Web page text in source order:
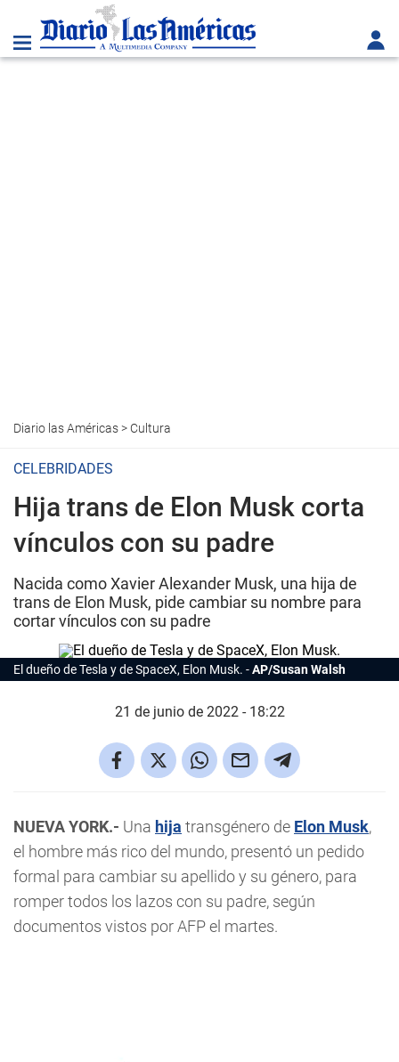
Diario las Américas> Cultura
CELEBRIDADES
Hija trans de Elon Musk corta
vínculos con su padre
Nacida como Xavier Alexander Musk, una hija de
trans de Elon Musk, pide cambiar su nombre para
cortar vínculos con su padre
El dueño de Tesla y de SpaceX, Elon Musk. AP/Susan Walsh
21 de junio de 2022 - 18:22
NUEVA YORK.- Una hija transgénero de Elon Musk,
el hombre más rico del mundo, presentó un pedido
formal para cambiar su apellido y su género, para
romper todos los lazos con su padre, según
documentos vistos por AFP el martes.